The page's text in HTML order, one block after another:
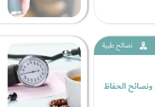
نصائح طبية
الحفاظ